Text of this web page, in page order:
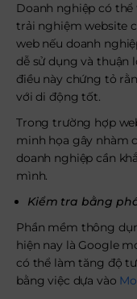
Doanh nghiệp có
trải nghiệm website
web nếu doanh
dễ sử dụng và
điều này chứng tỏ
với di động tốt.
Trong trường hợp
minh họa gây nhàm
doanh nghiệp cần
mình.
Kiểm tra bằng
Phần mềm thông
hiện nay là Google
có thể làm tăng độ
bằng việc dựa vào